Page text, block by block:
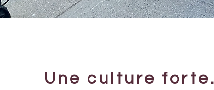
Une culture forte.